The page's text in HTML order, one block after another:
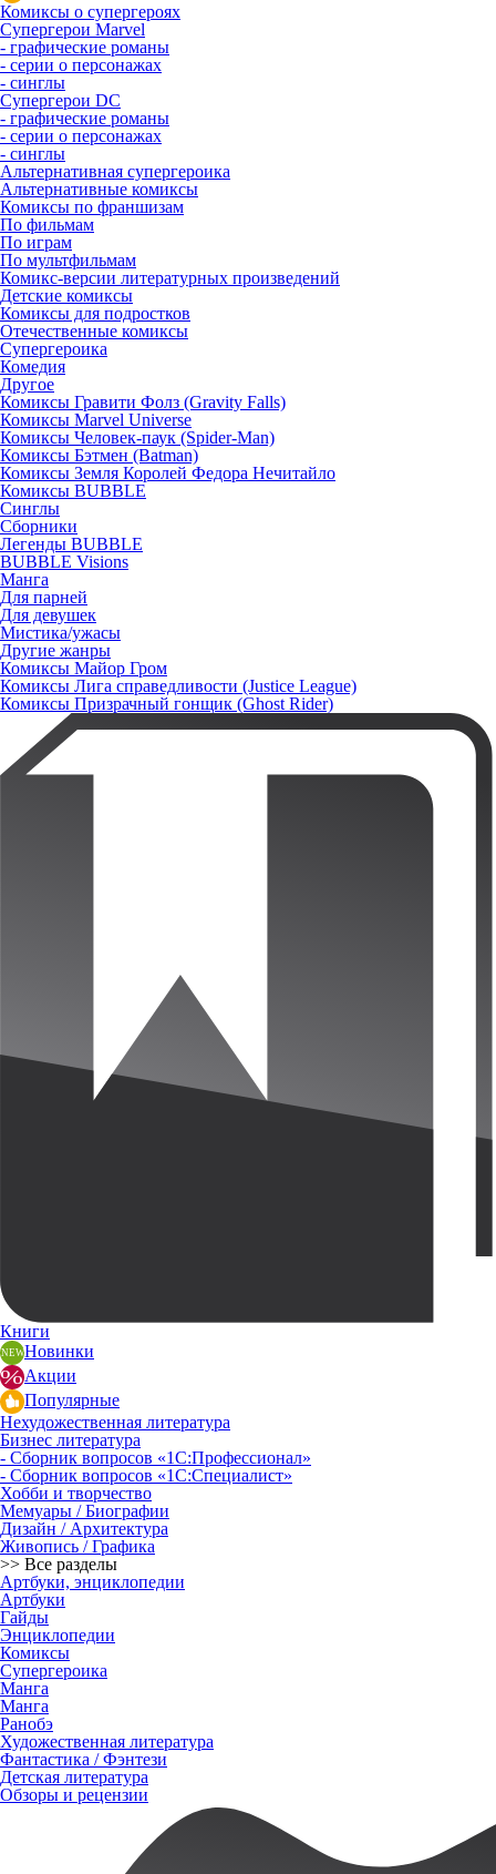
Комиксы о супергероях
Супергерои Marvel
- графические романы
- серии о персонажах
- синглы
Супергерои DC
- графические романы
- серии о персонажах
- синглы
Альтернативная супергероика
Альтернативные комиксы
Комиксы по франшизам
По фильмам
По играм
По мультфильмам
Комикс-версии литературных произведений
Детские комиксы
Комиксы для подростков
Отечественные комиксы
Супергероика
Комедия
Другое
Комиксы Гравити Фолз (Gravity Falls)
Комиксы Marvel Universe
Комиксы Человек-паук (Spider-Man)
Комиксы Бэтмен (Batman)
Комиксы Земля Королей Федора Нечитайло
Комиксы BUBBLE
Синглы
Сборники
Легенды BUBBLE
BUBBLE Visions
Манга
Для парней
Для девушек
Мистика/ужасы
Другие жанры
Комиксы Майор Гром
Комиксы Лига справедливости (Justice League)
Комиксы Призрачный гонщик (Ghost Rider)
Книги
Новинки
Акции
Популярные
Нехудожественная литература
Бизнес литература
- Сборник вопросов «1С:Профессионал»
- Сборник вопросов «1С:Специалист»
Хобби и творчество
Мемуары / Биографии
Дизайн / Архитектура
Живопись / Графика
>> Все разделы
Артбуки, энциклопедии
Артбуки
Гайды
Энциклопедии
Комиксы
Супергероика
Манга
Манга
Ранобэ
Художественная литература
Фантастика / Фэнтези
Детская литература
Обзоры и рецензии